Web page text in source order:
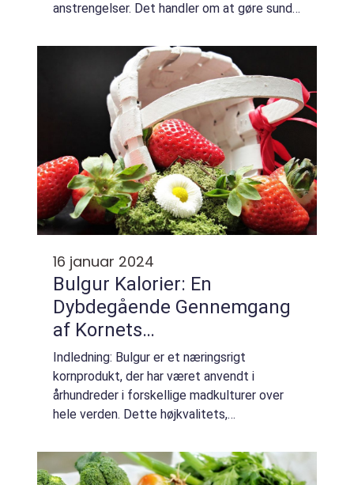
anstrengelser. Det handler om at gøre sunde
passer til den enkeltes livsstil. Sundt ...
16 januar 2024
Bulgur Kalorier: En
Dybdegående Gennemgang
af Kornets
Ernæringsmæssige Indhold
Indledning: Bulgur er et næringsrigt
kornprodukt, der har været anvendt i
århundreder i forskellige madkulturer over
hele verden. Dette højkvalitets,
smag, men det er også kendt for dets
positive indvirkning på ...